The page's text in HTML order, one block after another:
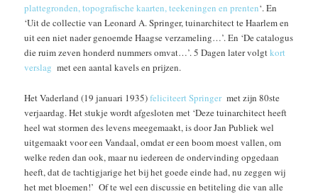
plattegronden, topografische kaarten, teekeningen en prenten‘. En
‘Uit de collectie van Leonard A. Springer, tuinarchitect te Haarlem en
uit een niet nader genoemde Haagse verzameling…’. En ‘De catalogus
die ruim zeven honderd nummers omvat…’. 5 Dagen later volgtkort
verslag met een aantal kavels en prijzen.
Het Vaderland (19 januari 1935)feliciteert Springermet zijn 80ste
verjaardag. Het stukje wordt afgesloten met ‘Deze tuinarchitect heeft
heel wat stormen des levens meegemaakt, is door Jan Publiek wel
uitgemaakt voor een Vandaal, omdat er een boom moest vallen, om
welke reden dan ook, maar nu iedereen de ondervinding opgedaan
heeft, dat de tachtigjarige het bij het goede einde had, nu zeggen wij
het met bloemen!’ Of te wel een discussie en betiteling die van alle